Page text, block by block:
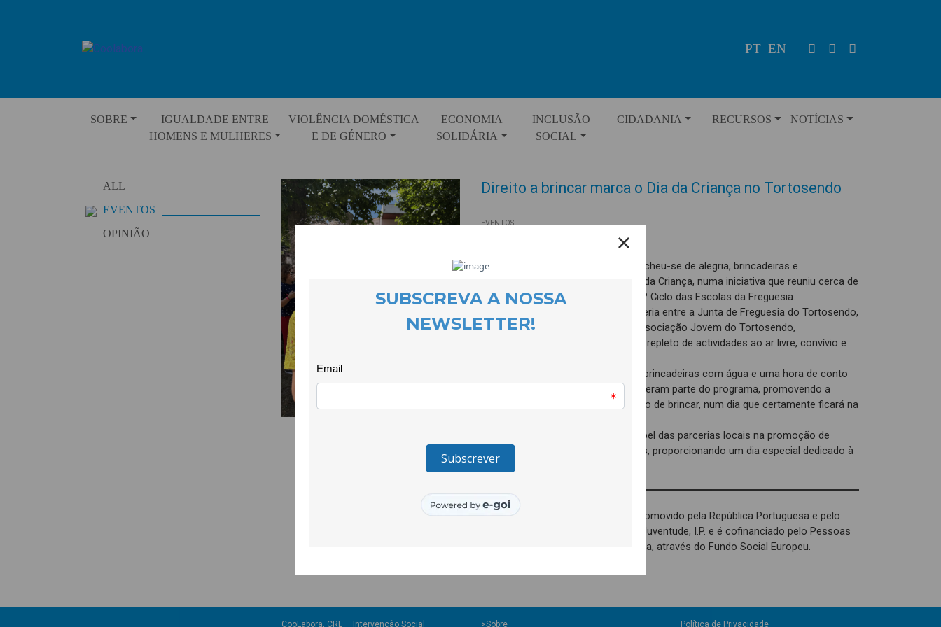
PT EN
SOBRE
IGUALDADE ENTRE
HOMENS E MULHERES
VIOLÊNCIA DOMÉSTICA
E DE GÉNERO
ECONOMIA
SOLIDÁRIA
INCLUSÃO
SOCIAL
CIDADANIA RECURSOS NOTÍCIAS
ALL
EVENTOS
OPINIÃO
Direito a brincar marca o Dia da Criança no Tortosendo
EVENTOS
O Jardim Público do Tortosendo encheu-se de alegria, brincadeiras e
aprendizagens para assinalar o Dia da Criança, numa iniciativa que reuniu cerca de
260 crianças do Pré-Escolar e do 1º Ciclo das Escolas da Freguesia.
A celebração resultou de uma parceria entre a Junta de Freguesia do Tortosendo,
o Quero Ser Mais E9G e a AJT – Associação Jovem do Tortosendo,
proporcionando às crianças um dia repleto de actividades ao ar livre, convívio e
Jogos cooperativos e tradicionais, brincadeiras com água e uma hora de conto
dinamizada por Vanessa Martins fizeram parte do programa, promovendo a
cooperação, a criatividade e o direito de brincar, num dia que certamente ficará na
A iniciativa voltou a evidenciar o papel das parcerias locais na promoção de
actividades educativas e recreativas, proporcionando um dia especial dedicado à
infância e à felicidade das crianças.
O projecto Quero Ser Mais E9G é promovido pela República Portuguesa e pelo
Instituto Português do Desporto e Juventude, I.P. e é cofinanciado pelo Pessoas
2030, Portugal 2030 e União Europeia, através do Fundo Social Europeu.
CooLabora, CRL — Intervenção Social >Sobre Política de Privacidade